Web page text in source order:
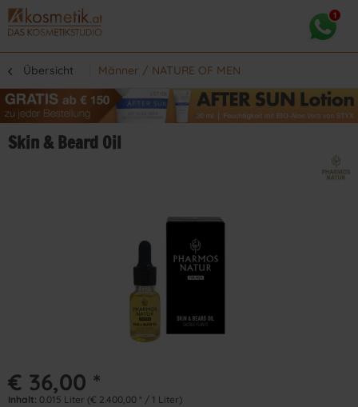
Übersicht Männer / NATURE OF MEN
Skin & Beard Oil
€ 36,00 *
Inhalt: 0.015 Liter (€ 2.400,00 * / 1 Liter)